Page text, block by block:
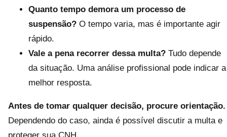
Quanto tempo demora um processo de
suspensão? O tempo varia, mas é importante agir
rápido.
Vale a pena recorrer dessa multa? Tudo depende
da situação. Uma análise profissional pode indicar a
melhor resposta.
Antes de tomar qualquer decisão, procure orientação.
Dependendo do caso, ainda é possível discutir a multa e